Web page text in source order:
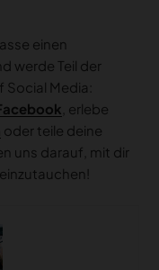
einen
werde Teil der
Media:
, erlebe
oder teile deine
uns darauf, mit dir